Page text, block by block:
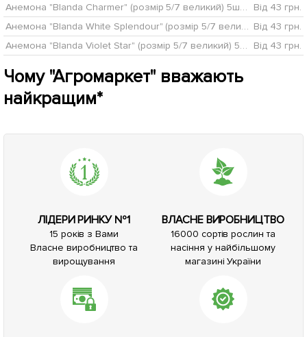
Анемона "Blanda Charmer" (розмір 5/7 великий) 5шт в упаковці
Від 43 грн.
Анемона "Blanda White Splendour" (розмір 5/7 великий) 5шт в упаковці Від 43 грн.
Анемона "Blanda Violet Star" (розмір 5/7 великий) 5шт в упаковці
Від 43 грн.
Чому "Агромаркет" вважають
найкращим*
ЛІДЕРИ РИНКУ №1
15 років з Вами
Власне виробництво та
вирощування
ВЛАСНЕ ВИРОБНИЦТВО
16000 сортів рослин та
насіння у найбільшому
магазині України